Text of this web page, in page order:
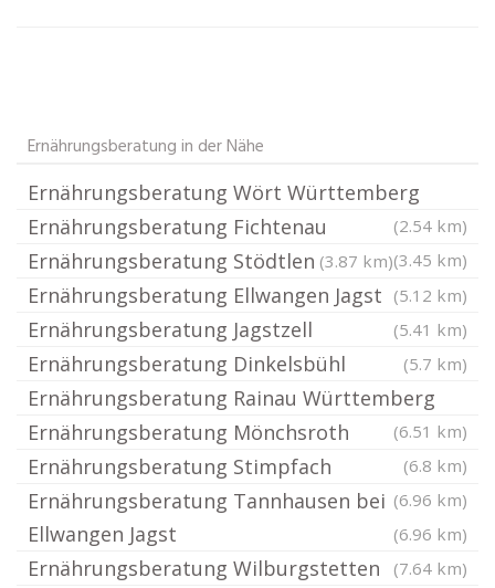
Ernährungsberatung in der Nähe
Ernährungsberatung Wört Württemberg
(2.54 km)
Ernährungsberatung Fichtenau
(3.45 km)
Ernährungsberatung Stödtlen (3.87 km)
Ernährungsberatung Ellwangen Jagst (5.12 km)
Ernährungsberatung Jagstzell (5.41 km)
Ernährungsberatung Dinkelsbühl (5.7 km)
Ernährungsberatung Rainau Württemberg
(6.51 km)
Ernährungsberatung Mönchsroth
(6.8 km)
Ernährungsberatung Stimpfach
(6.96 km)
Ernährungsberatung Tannhausen bei
Ellwangen Jagst
(6.96 km)
Ernährungsberatung Wilburgstetten (7.64 km)